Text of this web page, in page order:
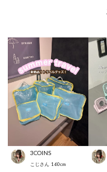
3COINS
こじさん 160cm